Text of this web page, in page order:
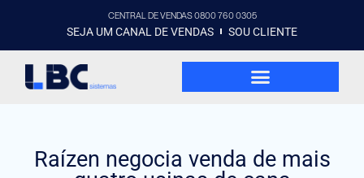
CENTRAL DE VENDAS 0800 760 0305
SEJA UM CANAL DE VENDAS SOU CLIENTE
Raízen negocia venda de mais